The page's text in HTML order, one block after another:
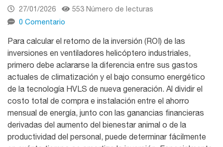
27/01/2026
553 Número de lecturas
0 Comentario
Para calcular el retorno de la inversión (ROI) de las
inversiones en ventiladores helicóptero industriales,
primero debe aclararse la diferencia entre sus gastos
actuales de climatización y el bajo consumo energético
de la tecnología HVLS de nueva generación. Al dividir el
costo total de compra e instalación entre el ahorro
mensual de energía, junto con las ganancias financieras
derivadas del aumento del bienestar animal o de la
productividad del personal, puede determinar fácilmente